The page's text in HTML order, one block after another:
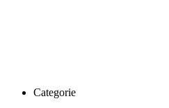
Categorie